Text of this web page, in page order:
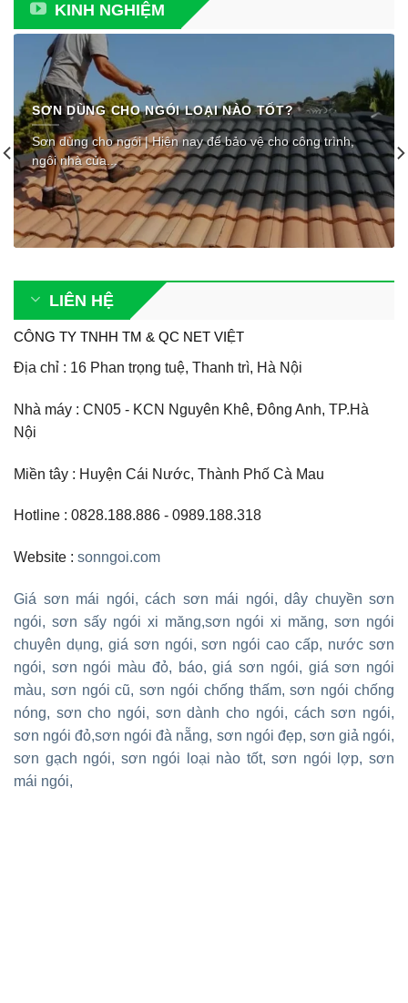
KINH NGHIỆM
SƠN DÙNG CHO NGÓI LOẠI NÀO TỐT?
Sơn dùng cho ngói | Hiện nay để bảo vệ cho công trình,
ngôi nhà của...
LIÊN HỆ
CÔNG TY TNHH TM & QC NET VIỆT
Địa chỉ : 16 Phan trọng tuệ, Thanh trì, Hà Nội
Nhà máy : CN05 - KCN Nguyên Khê, Đông Anh, TP.Hà
Nội
Miền tây : Huyện Cái Nước, Thành Phố Cà Mau
Hotline : 0828.188.886 - 0989.188.318
Website : sonngoi.com
Giá sơn mái ngói, cách sơn mái ngói, dây chuyền sơn
ngói, sơn sấy ngói xi măng,sơn ngói xi măng, sơn ngói
chuyên dụng, giá sơn ngói, sơn ngói cao cấp, nước sơn
ngói, sơn ngói màu đỏ, báo, giá sơn ngói, giá sơn ngói
màu, sơn ngói cũ, sơn ngói chống thấm, sơn ngói chống
nóng, sơn cho ngói, sơn dành cho ngói, cách sơn ngói,
sơn ngói đỏ,sơn ngói đà nẵng, sơn ngói đẹp, sơn giả ngói,
sơn gạch ngói, sơn ngói loại nào tốt, sơn ngói lợp, sơn
mái ngói,